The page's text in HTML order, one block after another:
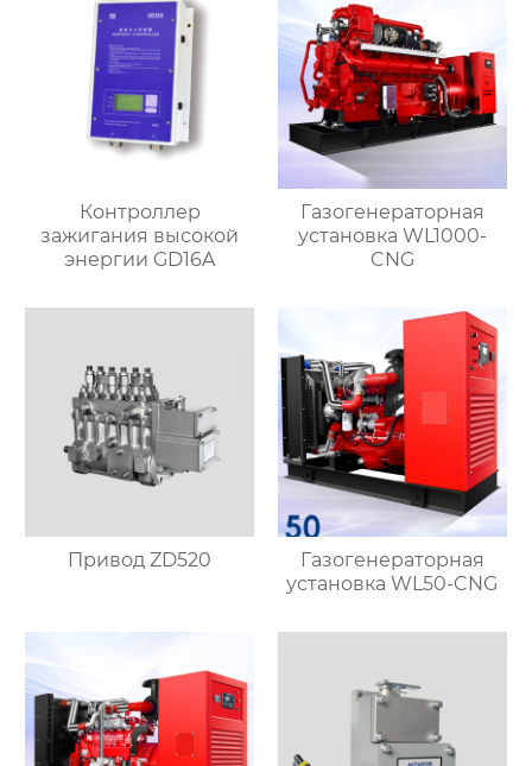
Контроллер
зажигания высокой
энергии GD16A
Газогенераторная
установка WL1000-
CNG
Привод ZD520
Газогенераторная
установка WL50-CNG